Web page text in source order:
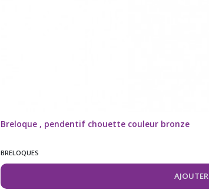
Breloque , pendentif chouette couleur bronze
BRELOQUES
AJOUTER